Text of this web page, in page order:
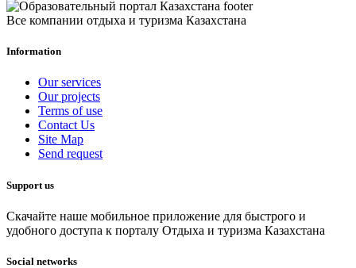
Все компании отдыха и туризма Казахстана
Information
Our services
Our projects
Terms of use
Contact Us
Site Map
Send request
Support us
Скачайте наше мобильное приложение для быстрого и
удобного доступа к порталу Отдыха и туризма Казахстана
Social networks